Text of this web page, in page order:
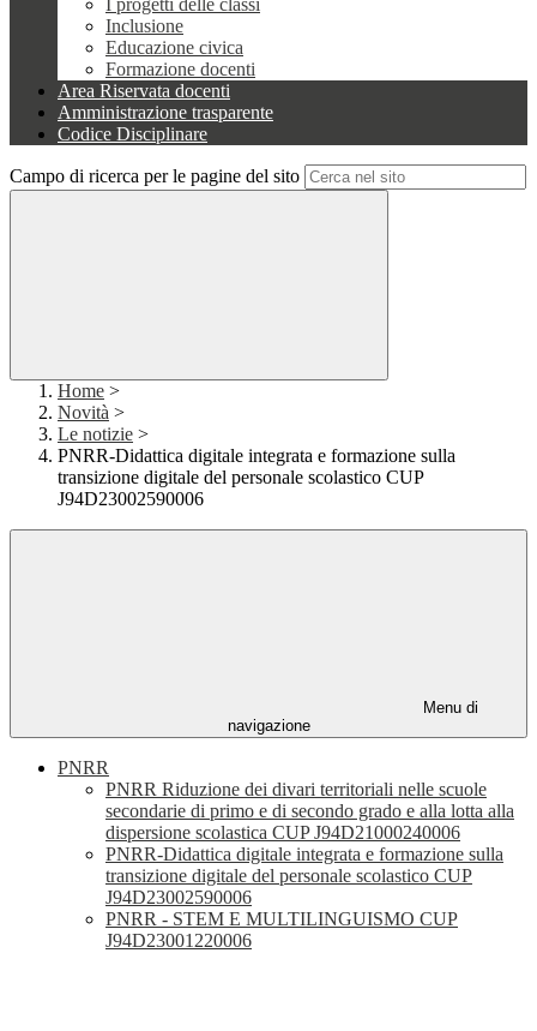
I progetti delle classi
Inclusione
Educazione civica
Formazione docenti
Area Riservata docenti
Amministrazione trasparente
Codice Disciplinare
Campo di ricerca per le pagine del sito
Home >
Novità >
Le notizie >
PNRR-Didattica digitale integrata e formazione sulla
transizione digitale del personale scolastico CUP
J94D23002590006
Menu di
navigazione
PNRR
PNRR Riduzione dei divari territoriali nelle scuole
secondarie di primo e di secondo grado e alla lotta alla
dispersione scolastica CUP J94D21000240006
PNRR-Didattica digitale integrata e formazione sulla
transizione digitale del personale scolastico CUP
J94D23002590006
PNRR - STEM E MULTILINGUISMO CUP
J94D23001220006